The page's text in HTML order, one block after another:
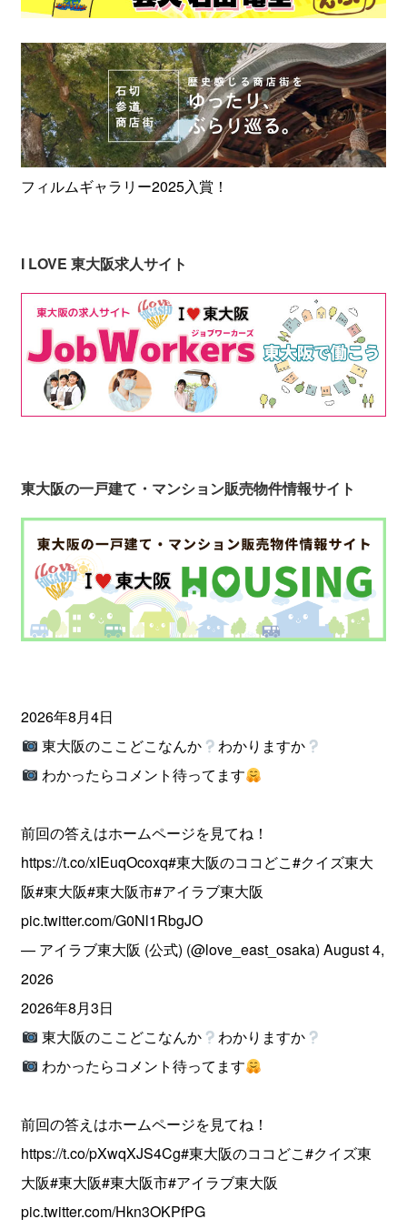
フィルムギャラリー2025入賞！
I LOVE 東大阪求人サイト
東大阪の一戸建て・マンション販売物件情報サイト
2026年8月4日
東大阪のここどこなんか
わかりますか
わかったらコメント待ってます
前回の答えはホームページを見てね！
https://t.co/xIEuqOcoxq#東大阪のココどこ#クイズ東大
阪#東大阪#東大阪市#アイラブ東大阪
pic.twitter.com/G0Nl1RbgJO
— アイラブ東大阪 (公式) (@love_east_osaka)August 4,
2026
2026年8月3日
東大阪のここどこなんか
わかりますか
わかったらコメント待ってます
前回の答えはホームページを見てね！
https://t.co/pXwqXJS4Cg#東大阪のココどこ#クイズ東
大阪#東大阪#東大阪市#アイラブ東大阪
pic.twitter.com/Hkn3OKPfPG